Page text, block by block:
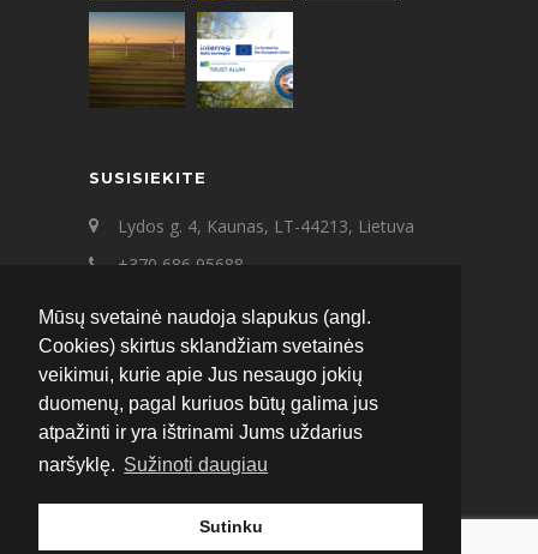
Mūsų svetainė naudoja slapukus (angl.
Cookies) skirtus sklandžiam svetainės
veikimui, kurie apie Jus nesaugo jokių
duomenų, pagal kuriuos būtų galima jus
atpažinti ir yra ištrinami Jums uždarius
naršyklę. Sužinoti daugiau
Sutinku
SUSISIEKITE
Lydos g. 4, Kaunas, LT-44213, Lietuva
+370 686 95688
ecat@ecat.lt
Facebook
Instagram
LinkedIn